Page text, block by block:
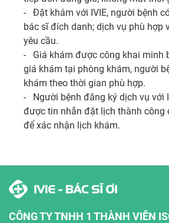
-   Đặt khám với IVIE, người bệnh
bác sĩ đích danh; dịch vụ phù hợp
yêu cầu.
-   Giá khám được công khai minh
giá khám tại phòng khám, người
khám theo thời gian phù hợp.
-   Người bệnh đăng ký dịch vụ với
được tin nhắn đặt lịch thành công
để xác nhận lịch khám.
CÔNG TY TNHH 1 THÀNH VIÊN